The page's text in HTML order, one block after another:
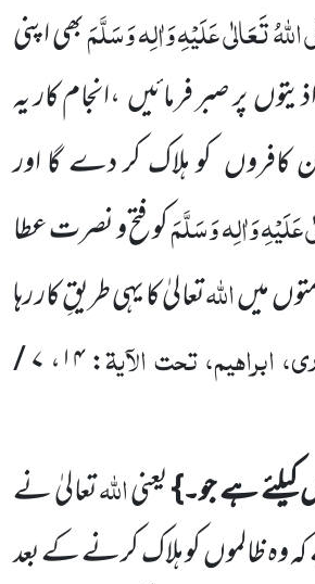
تَعَالٰی عَلَیْہِ وَاٰلِہ وَسَلَّمَبھیاپنی
پر صبرفرمائیں،انجام کار یہ
کافروں کو ہلاک کر دے گا اور
عَلَیْہِ وَاٰلِہ وَسَلَّمَکو فتح و نصرت عطا
میںاللّٰہتعالیٰ کا یہی طریقِ کار رہا
ابراہیم، تحت الآیۃ:۱۴، ۷ /
کیلئے ہے جو۔}یعنیاللّٰہتعالیٰ نے
وہ ظالموںکو ہلاک کرنے کے بعد